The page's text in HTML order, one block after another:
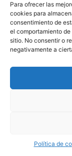
Para ofrecer las
cookies para
consentimiento de
el comportamiento
sitio. No consentir o
negativamente a
Política de